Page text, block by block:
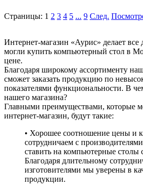
Страницы: 1 2 3 4 5 ... 9 След.
Интернет-магазин «Аурис» делает все
могли купить компьютерный стол в
цене.
Благодаря широкому ассортименту
сможет заказать продукцию по
показателями функциональности. В
нашего магазина?
Главными преимуществами, которые
интернет-магазин, будут такие:
• Хорошее соотношение цены и
сотрудничаем с
ставить на компьютерные
Благодаря длительному
изготовителями мы уверены в
продукции.